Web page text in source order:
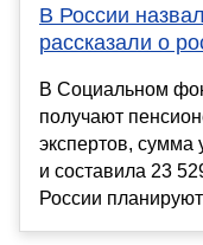
В России
рассказали о
В Социальном
получают
экспертов, сумма
и составила 23
России